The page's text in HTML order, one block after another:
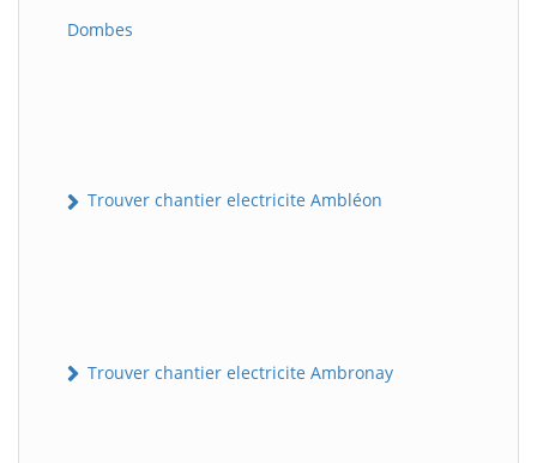
Dombes
Trouver chantier electricite Ambléon
Trouver chantier electricite Ambronay